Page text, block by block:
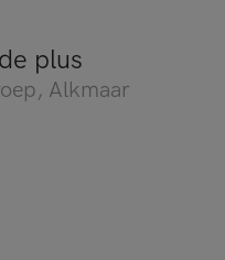
plus
, Alkmaar